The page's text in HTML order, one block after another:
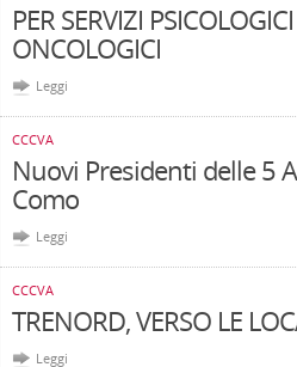
PER SERVIZI
ONCOLOGICI
Leggi
CCCVA
Nuovi Presidenti delle 5
Como
Leggi
CCCVA
TRENORD, VERSO LE
Leggi